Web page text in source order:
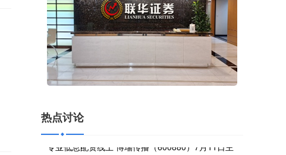
热点讨论
杠杆炒股网 中信金属（601061）7月11日主力资金
净买入3831.70万元
线上配资网址 2026-06-12
证券之星消息，截至2025年7月11日收盘，中信金
专业低息配资线上 博瑞传播（600880）7月11日主